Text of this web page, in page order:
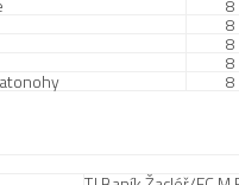
8
8
8
8
8